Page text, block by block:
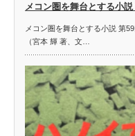
メコン圏を舞台とする小
メコン圏を舞台とする小説 第
（宮本 輝 著、文…